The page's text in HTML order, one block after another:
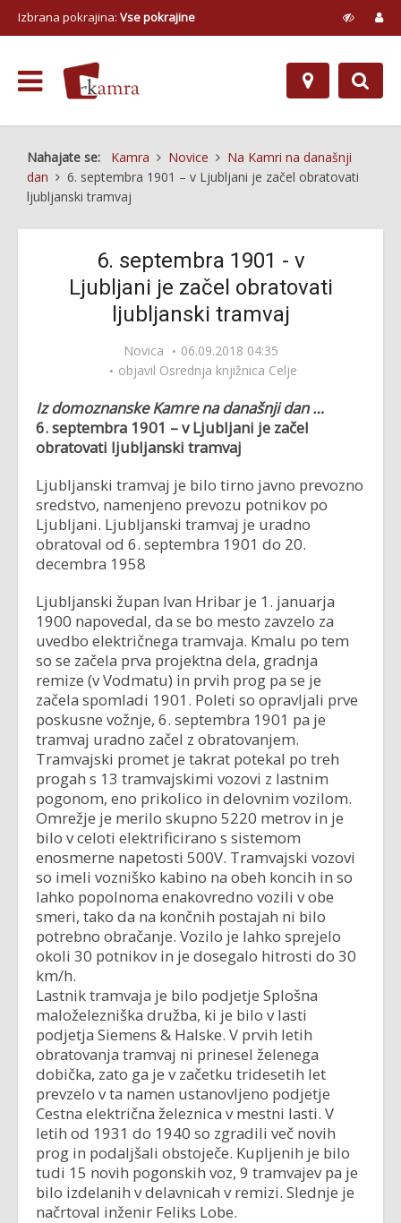
Izbrana pokrajina: Vse pokrajine
Nahajate se: Kamra Novice
Na Kamri na današnji
dan
6. septembra 1901 – v Ljubljani je začel obratovati
ljubljanski tramvaj
6. septembra 1901 - v
Ljubljani je začel obratovati
ljubljanski tramvaj
Novica
06.09.2018 04:35
objavil Osrednja knjižnica Celje
Iz domoznanske Kamre na današnji dan …
6. septembra 1901 – v Ljubljani je začel
obratovati ljubljanski tramvaj
Ljubljanski tramvaj je bilo tirno javno prevozno
sredstvo, namenjeno prevozu potnikov po
Ljubljani. Ljubljanski tramvaj je uradno
obratoval od 6. septembra 1901 do 20.
decembra 1958
Ljubljanski župan Ivan Hribar je 1. januarja
1900 napovedal, da se bo mesto zavzelo za
uvedbo električnega tramvaja. Kmalu po tem
so se začela prva projektna dela, gradnja
remize (v Vodmatu) in prvih prog pa se je
začela spomladi 1901. Poleti so opravljali prve
poskusne vožnje, 6. septembra 1901 pa je
tramvaj uradno začel z obratovanjem.
Tramvajski promet je takrat potekal po treh
progah s 13 tramvajskimi vozovi z lastnim
pogonom, eno prikolico in delovnim vozilom.
Omrežje je merilo skupno 5220 metrov in je
bilo v celoti elektrificirano s sistemom
enosmerne napetosti 500V. Tramvajski vozovi
so imeli vozniško kabino na obeh koncih in so
lahko popolnoma enakovredno vozili v obe
smeri, tako da na končnih postajah ni bilo
potrebno obračanje. Vozilo je lahko sprejelo
okoli 30 potnikov in je dosegalo hitrosti do 30
km/h.
Lastnik tramvaja je bilo podjetje Splošna
maloželezniška družba, ki je bilo v lasti
podjetja Siemens & Halske. V prvih letih
obratovanja tramvaj ni prinesel želenega
dobička, zato ga je v začetku tridesetih let
prevzelo v ta namen ustanovljeno podjetje
Cestna električna železnica v mestni lasti. V
letih od 1931 do 1940 so zgradili več novih
prog in podaljšali obstoječe. Kupljenih je bilo
tudi 15 novih pogonskih voz, 9 tramvajev pa je
bilo izdelanih v delavnicah v remizi. Slednje je
načrtoval inženir Feliks Lobe.